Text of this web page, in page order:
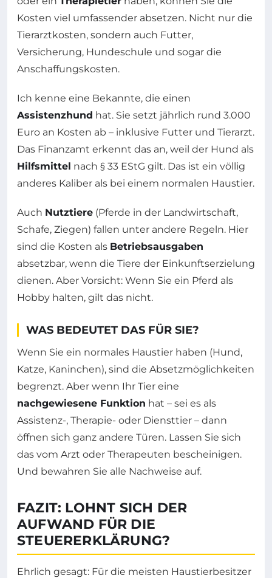
Kosten viel umfassender absetzen. Nicht nur die
Tierarztkosten, sondern auch Futter,
Versicherung, Hundeschule und sogar die
Anschaffungskosten.
Ich kenne eine Bekannte, die einen
Assistenzhund hat. Sie setzt jährlich rund 3.000
Euro an Kosten ab – inklusive Futter und Tierarzt.
Das Finanzamt erkennt das an, weil der Hund als
Hilfsmittel nach § 33 EStG gilt. Das ist ein völlig
anderes Kaliber als bei einem normalen Haustier.
Auch Nutztiere (Pferde in der Landwirtschaft,
Schafe, Ziegen) fallen unter andere Regeln. Hier
sind die Kosten als Betriebsausgaben
absetzbar, wenn die Tiere der Einkunftserzielung
dienen. Aber Vorsicht: Wenn Sie ein Pferd als
Hobby halten, gilt das nicht.
WAS BEDEUTET DAS FÜR SIE?
Wenn Sie ein normales Haustier haben (Hund,
Katze, Kaninchen), sind die Absetzmöglichkeiten
begrenzt. Aber wenn Ihr Tier eine
nachgewiesene Funktion hat – sei es als
Assistenz-, Therapie- oder Diensttier – dann
öffnen sich ganz andere Türen. Lassen Sie sich
das vom Arzt oder Therapeuten bescheinigen.
Und bewahren Sie alle Nachweise auf.
FAZIT: LOHNT SICH DER
AUFWAND FÜR DIE
STEUERERKLÄRUNG?
Ehrlich gesagt: Für die meisten Haustierbesitzer